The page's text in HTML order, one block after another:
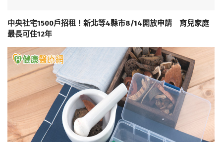
中央社宅1500戶招租！新北等4縣市8/14開放申請 育兒家庭
最長可住12年